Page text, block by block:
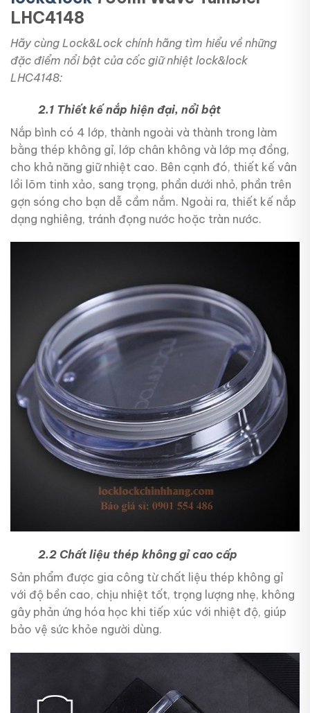
LHC4148
Hãy cùng Lock&Lock chính hãng tìm hiểu về những
đặc điểm nổi bật của cốc giữ nhiệt lock&lock
LHC4148:
2.1 Thiết kế nắp hiện đại, nổi bật
Nắp bình có 4 lớp, thành ngoài và thành trong làm
bằng thép không gỉ, lớp chân không và lớp mạ đồng,
cho khả năng giữ nhiệt cao. Bên cạnh đó, thiết kế vân
lồi lõm tinh xảo, sang trọng, phần dưới nhỏ, phần trên
gợn sóng cho bạn dễ cầm nắm. Ngoài ra, thiết kế nắp
dạng nghiêng, tránh đọng nước hoặc tràn nước.
2.2 Chất liệu thép không gỉ cao cấp
Sản phẩm được gia công từ chất liệu thép không gỉ
với độ bền cao, chịu nhiệt tốt, trọng lượng nhẹ, không
gây phản ứng hóa học khi tiếp xúc với nhiệt độ, giúp
bảo vệ sức khỏe người dùng.